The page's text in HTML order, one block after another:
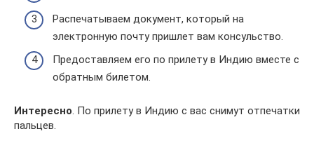
Распечатываем документ, который на
электронную почту пришлет вам консульство.
Предоставляем его по прилету в Индию вместе с
обратным билетом.
Интересно. По прилету в Индию с вас снимут отпечатки
пальцев.